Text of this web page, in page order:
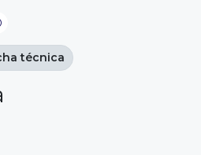
técnica